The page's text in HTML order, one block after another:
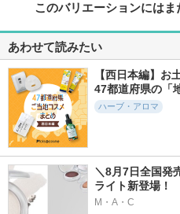
このバリエーションにはま
あわせて読みたい
【西日本編】お
47都道府県の「
ハーブ・アロマ
＼8月7日全国発
ライト新登場！
M・A・C